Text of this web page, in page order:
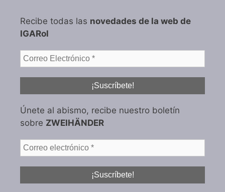
Recibe todas las novedades de la web de
IGARol
Únete al abismo, recibe nuestro boletín
sobre ZWEIHÄNDER